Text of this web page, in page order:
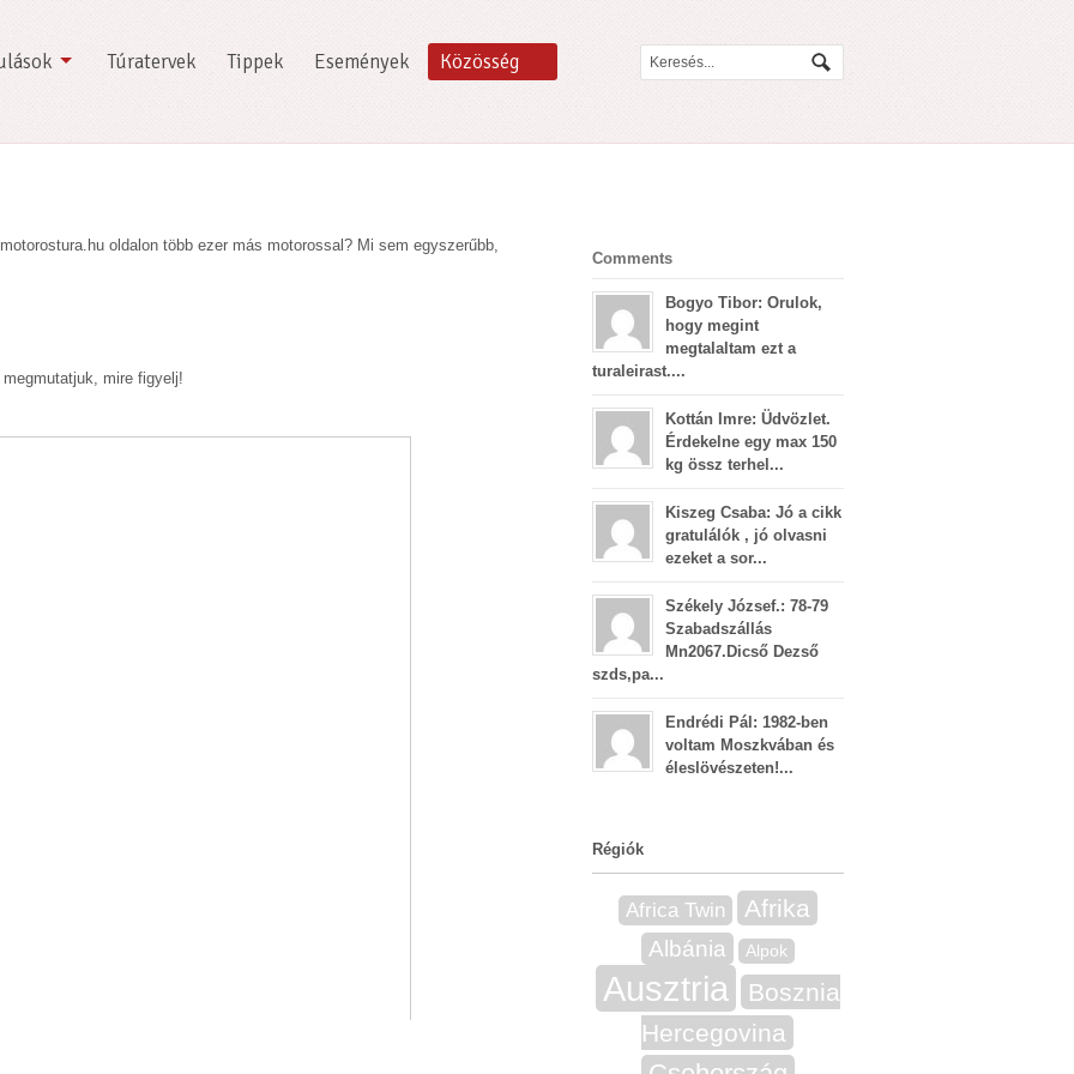
Túratervek Tippek Események Közösség
oldalon több ezer más motorossal? Mi sem egyszerűbb,
megmutatjuk, mire figyelj!
Comments
Bogyo Tibor: Orulok,
hogy megint
megtalaltam ezt a
turaleirast....
Kottán Imre: Üdvözlet.
Érdekelne egy max 150
kg össz terhel...
Kiszeg Csaba: Jó a cikk
gratulálók , jó olvasni
ezeket a sor...
Székely József.: 78-79
Szabadszállás
Mn2067.Dicső Dezső
szds,pa...
Endrédi Pál: 1982-ben
voltam Moszkvában és
éleslövészeten!...
Régiók
Africa Twin Afrika
Albánia Alpok
Ausztria
Bosznia
Hercegovina